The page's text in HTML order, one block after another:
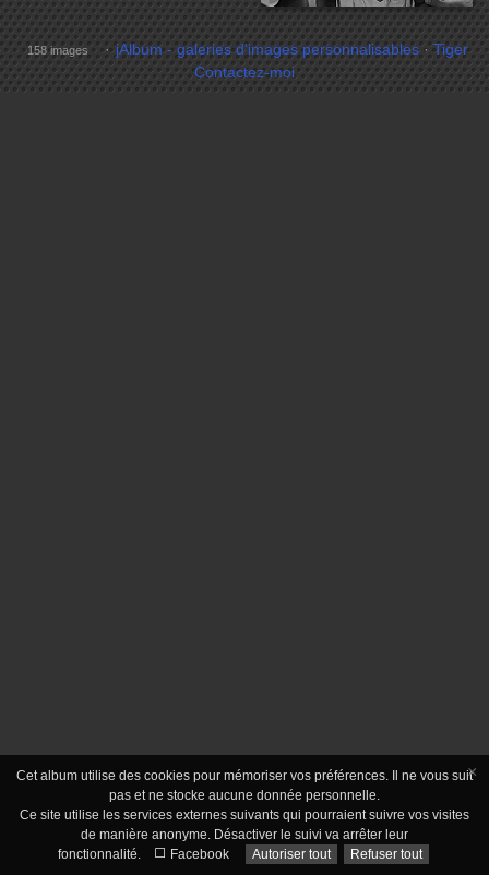
158 images jAlbum - galeries d'images personnalisables·Tiger
Contactez-moi